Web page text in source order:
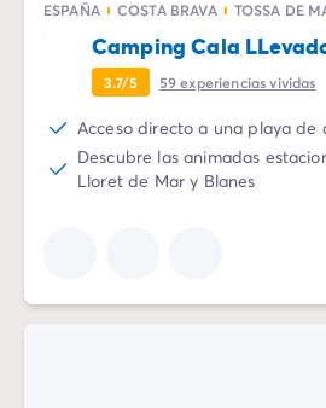
ESPAÑA COSTA BRAVA TOSSA DE
Camping Cala
3.7/5 59experiencias vividas
Acceso directo a una playa de
Descubre las animadas
Lloret de Mar y Blanes